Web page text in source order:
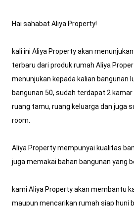
Hai sahabat Aliya Property!
kali ini Aliya Property akan
terbaru dari produk rumah Aliya
menunjukan kepada kalian bangunan
bangunan 50, sudah terdapat 2
ruang tamu, ruang keluarga dan juga
room.
Aliya Property mempunyai kualitas
juga memakai bahan bangunan yang
kami Aliya Property akan membantu
maupun mencarikan rumah siap huni